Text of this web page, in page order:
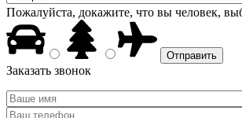
Пожалуйста, докажите, что вы человек,
Заказать звонок